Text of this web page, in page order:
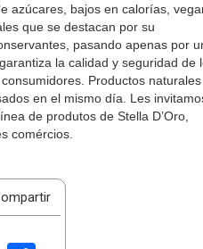
azúcares, bajos en calorías,
que se destacan por su
pasando apenas por
la calidad y seguridad de
Productos
en el mismo día. Les
de produtos de Stella D’Oro,
comércios.